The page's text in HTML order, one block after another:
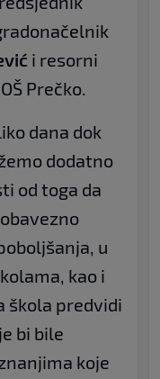
i resorni
Prečko.
dana dok
dodatno
od toga da
u
kao i
škola predvidi
bi bile
koje